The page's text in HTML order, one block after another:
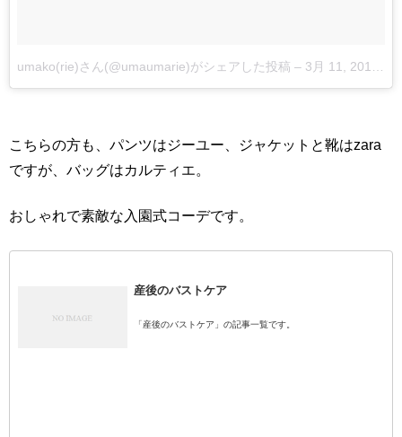
umako(rie)さん(@umaumarie)がシェアした投稿 – 3月 11, 2016 at 1:12午前 PST
こちらの方も、パンツはジーユー、ジャケットと靴はzara
ですが、バッグはカルティエ。
おしゃれで素敵な入園式コーデです。
産後のバストケア
「産後のバストケア」の記事一覧です。